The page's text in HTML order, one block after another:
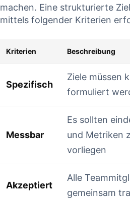
machen. Eine ⁢strukturierte
mittels⁢ folgender ⁤Kriterien
Kriterien Beschreibung
Spezifisch
Ziele müssen
formuliert
Messbar
Es sollten
und Metriken
vorliegen
Akzeptiert
Alle
⁢gemeinsam